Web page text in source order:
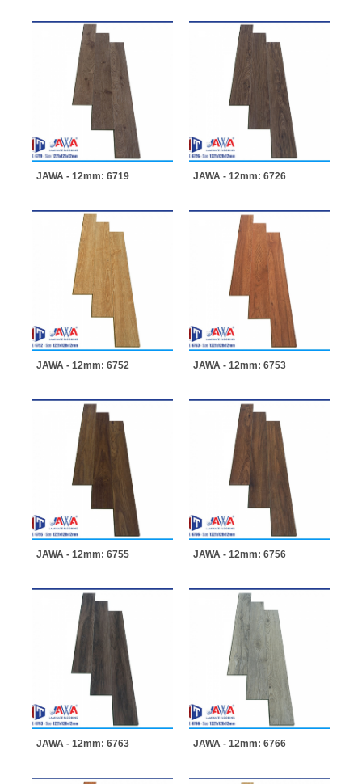
JAWA - 12mm: 6719 JAWA - 12mm: 6726
JAWA - 12mm: 6752 JAWA - 12mm: 6753
JAWA - 12mm: 6755 JAWA - 12mm: 6756
JAWA - 12mm: 6763 JAWA - 12mm: 6766